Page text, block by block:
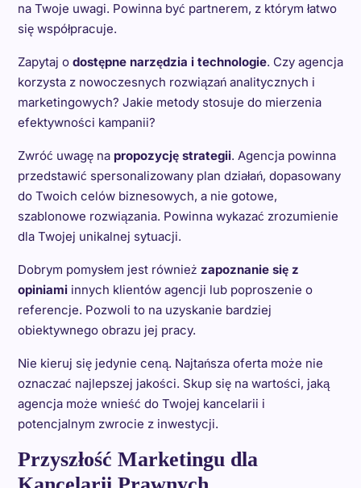
na Twoje uwagi. Powinna być partnerem, z którym łatwo
się współpracuje.
Zapytaj o dostępne narzędzia i technologie. Czy agencja
korzysta z nowoczesnych rozwiązań analitycznych i
marketingowych? Jakie metody stosuje do mierzenia
efektywności kampanii?
Zwróć uwagę na propozycję strategii. Agencja powinna
przedstawić spersonalizowany plan działań, dopasowany
do Twoich celów biznesowych, a nie gotowe,
szablonowe rozwiązania. Powinna wykazać zrozumienie
dla Twojej unikalnej sytuacji.
Dobrym pomysłem jest również zapoznanie się z
opiniamiinnych klientów agencji lub poproszenie o
referencje. Pozwoli to na uzyskanie bardziej
obiektywnego obrazu jej pracy.
Nie kieruj się jedynie ceną. Najtańsza oferta może nie
oznaczać najlepszej jakości. Skup się na wartości, jaką
agencja może wnieść do Twojej kancelarii i
potencjalnym zwrocie z inwestycji.
Przyszłość Marketingu dla